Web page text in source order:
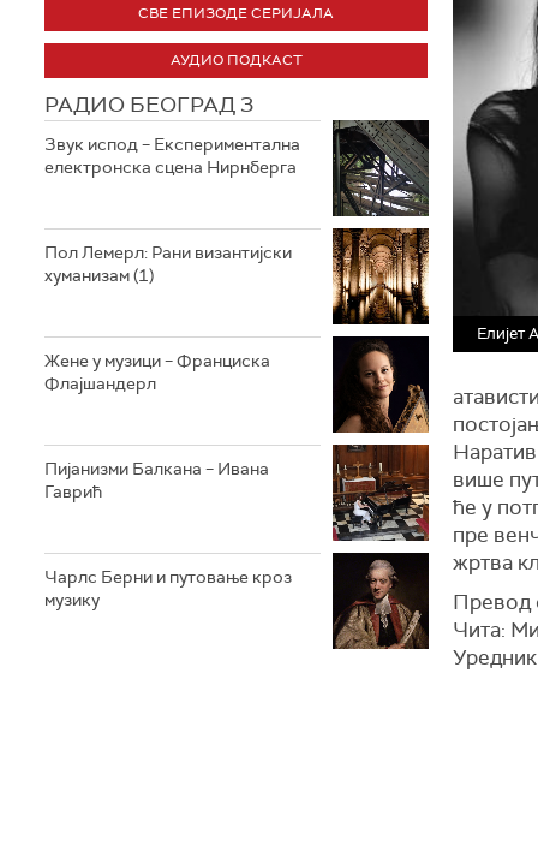
СВЕ ЕПИЗОДЕ СЕРИЈАЛА
АУДИО ПОДКАСТ
РАДИО БЕОГРАД 3
Звук испод – Експериментална
електронска сцена Нирнберга
Пол Лемерл: Рани византијски
хуманизам (1)
Жене у музици – Франциска
Флајшандерл
Пијанизми Балкана – Ивана
Гаврић
Чарлс Берни и путовање кроз
музику
Елијет
више
ће у
пре
жртва
Превод
Чита: